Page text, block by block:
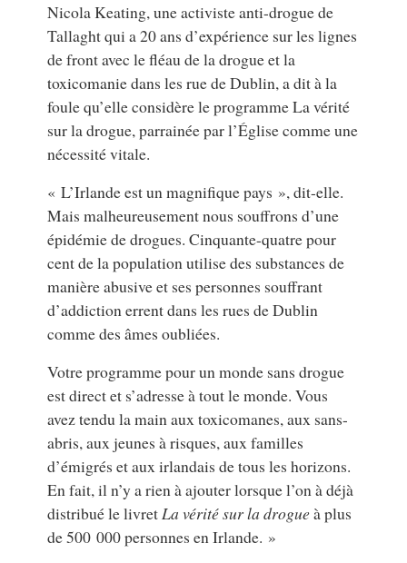
Nicola Keating, une activiste anti-drogue de
Tallaght qui a 20 ans d’expérience sur les lignes
de front avec le fléau de la drogue et la
toxicomanie dans les rue de Dublin, a dit à la
foule qu’elle considère le programme La vérité
sur la drogue, parrainée par l’Église comme une
nécessité vitale.
« L’Irlande est un magnifique pays », dit-elle.
Mais malheureusement nous souffrons d’une
épidémie de drogues. Cinquante-quatre pour
cent de la population utilise des substances de
manière abusive et ses personnes souffrant
d’addiction errent dans les rues de Dublin
comme des âmes oubliées.
Votre programme pour un monde sans drogue
est direct et s’adresse à tout le monde. Vous
avez tendu la main aux toxicomanes, aux sans-
abris, aux jeunes à risques, aux familles
d’émigrés et aux irlandais de tous les horizons.
En fait, il n’y a rien à ajouter lorsque l’on à déjà
distribué le livretLa vérité sur la drogueà plus
de 500 000 personnes en Irlande. »